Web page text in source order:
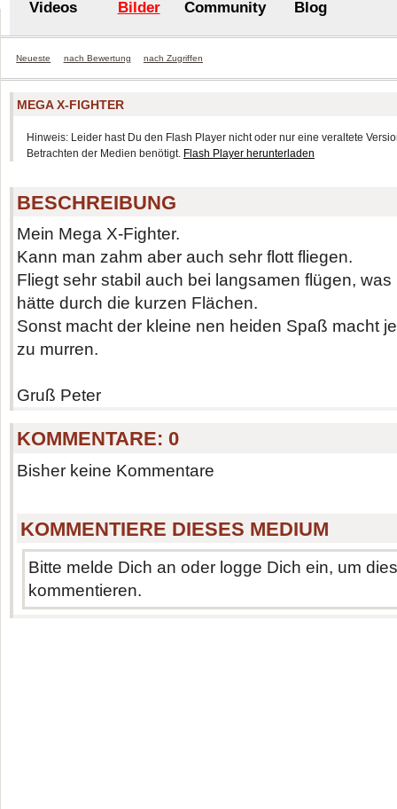
Videos Bilder Community Blog
Neueste nach Bewertung nach Zugriffen
MEGA X-FIGHTER
Hinweis: Leider hast Du den Flash Player nicht oder nur eine veraltete
Betrachten der Medien benötigt. Flash Player herunterladen
BESCHREIBUNG
Mein Mega X-Fighter.
Kann man zahm aber auch sehr flott fliegen.
Fliegt sehr stabil auch bei langsamen flügen,
hätte durch die kurzen Flächen.
Sonst macht der kleine nen heiden Spaß macht
zu murren.
Gruß Peter
KOMMENTARE:0
Bisher keine Kommentare
KOMMENTIERE DIESES MEDIUM
Bitte melde Dich an oder logge Dich ein, um
kommentieren.